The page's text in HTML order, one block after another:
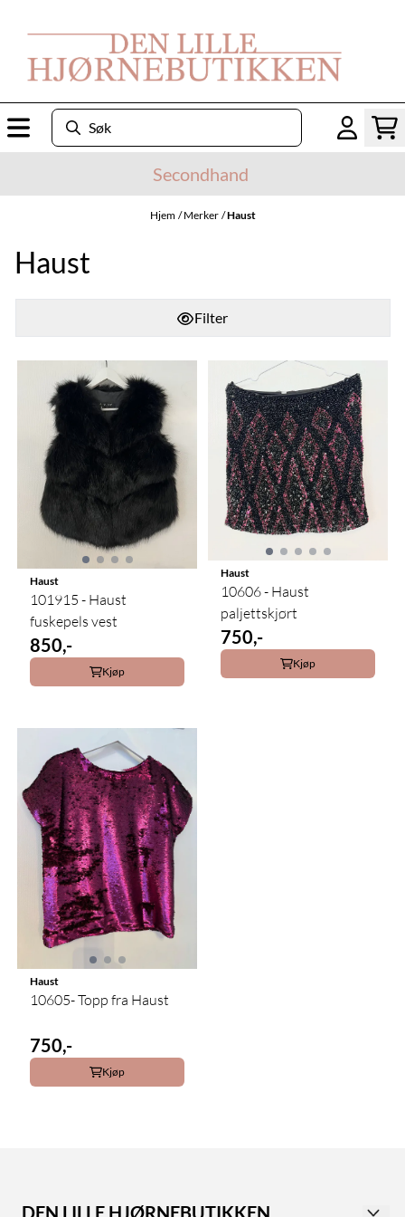
Secondhand
Hjem /Merker /Haust
Haust
Filter
Haust
101915 - Haust
fuskepels vest
850,-
Kjøp
Haust
10606 - Haust
paljettskjørt
750,-
Kjøp
Haust
10605- Topp fra Haust
750,-
Kjøp
DEN LILLE HJØRNEBUTIKKEN